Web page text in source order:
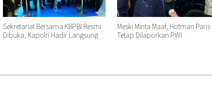
Sekretariat Bersama KBPBI Resmi
Dibuka, Kapolri Hadir Langsung
Meski Minta Maaf, Hotman Paris
Tetap Dilaporkan PWI